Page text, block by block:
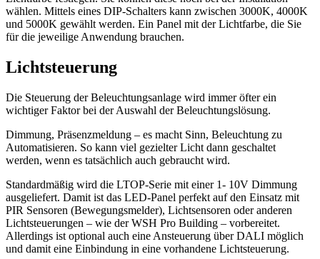
wählen. Mittels eines DIP-Schalters kann zwischen 3000K, 4000K
und 5000K gewählt werden. Ein Panel mit der Lichtfarbe, die Sie
für die jeweilige Anwendung brauchen.
Lichtsteuerung
Die Steuerung der Beleuchtungsanlage wird immer öfter ein
wichtiger Faktor bei der Auswahl der Beleuchtungslösung.
Dimmung, Präsenzmeldung – es macht Sinn, Beleuchtung zu
Automatisieren. So kann viel gezielter Licht dann geschaltet
werden, wenn es tatsächlich auch gebraucht wird.
Standardmäßig wird die LTOP-Serie mit einer 1- 10V Dimmung
ausgeliefert. Damit ist das LED-Panel perfekt auf den Einsatz mit
PIR Sensoren (Bewegungsmelder), Lichtsensoren oder anderen
Lichtsteuerungen – wie der WSH Pro Building – vorbereitet.
Allerdings ist optional auch eine Ansteuerung über DALI möglich
und damit eine Einbindung in eine vorhandene Lichtsteuerung.